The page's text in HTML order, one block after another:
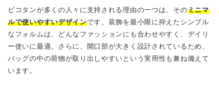
ピコタンが多くの人々に支持される理由の一つは、そのミニマ
ルで使いやすいデザインです。装飾を最小限に抑えたシンプル
なフォルムは、どんなファッションにも合わせやすく、デイリ
ー使いに最適。さらに、開口部が大きく設計されているため、
バッグの中の荷物が取り出しやすいという実用性も兼ね備えて
います。